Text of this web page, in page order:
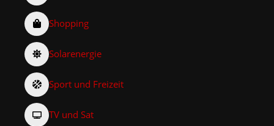
Shopping
Solarenergie
Sport und Freizeit
TV und Sat